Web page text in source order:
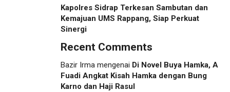
Kapolres Sidrap Terkesan Sambutan dan
Kemajuan UMS Rappang, Siap Perkuat
Sinergi
Recent Comments
Bazir Irma mengenai Di Novel Buya Hamka, A
Fuadi Angkat Kisah Hamka dengan Bung
Karno dan Haji Rasul